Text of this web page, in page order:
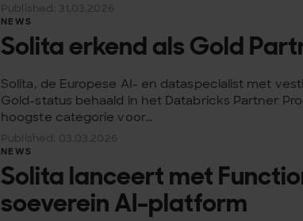
Published: 31.03.2026
NEWS
Solita erkend als Gold
Solita, de Europese AI- en dataspecialist met
Gold-status behaald in het Databricks Partner
hoogste categorie voor...
Published: 03.03.2026
NEWS
Solita lanceert met
soeverein AI-platform